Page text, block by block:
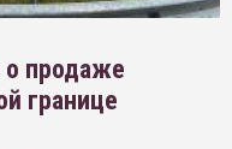
о продаже
границе